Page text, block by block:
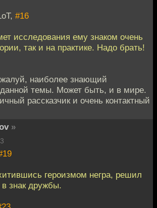
#16
исследования ему знаком очень
так и на практике. Надо брать!
наиболее знающий
данной темы. Может быть, и в мире.
рассказчик и очень контактный
»
героизмом негра, решил
знак дружбы.